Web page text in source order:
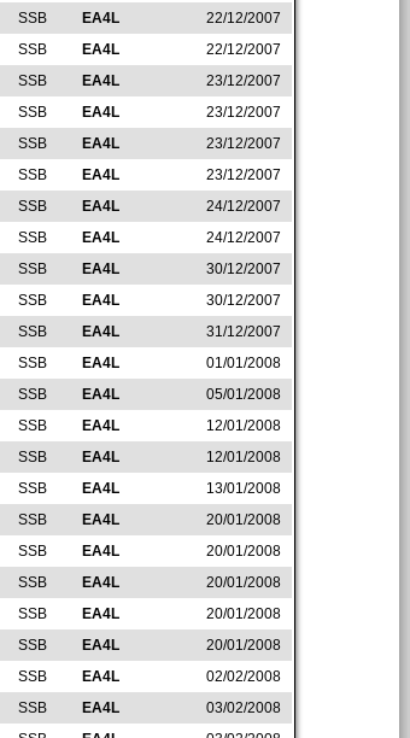
SSB EA4L
22/12/2007
SSB EA4L
22/12/2007
SSB EA4L
23/12/2007
SSB EA4L
23/12/2007
SSB EA4L
23/12/2007
SSB EA4L
23/12/2007
SSB EA4L
24/12/2007
SSB EA4L
24/12/2007
SSB EA4L
30/12/2007
SSB EA4L
30/12/2007
SSB EA4L
31/12/2007
SSB EA4L
01/01/2008
SSB EA4L
05/01/2008
SSB EA4L
12/01/2008
SSB EA4L
12/01/2008
SSB EA4L
13/01/2008
SSB EA4L
20/01/2008
SSB EA4L
20/01/2008
SSB EA4L
20/01/2008
SSB EA4L
20/01/2008
SSB EA4L
20/01/2008
SSB EA4L
02/02/2008
SSB EA4L
03/02/2008